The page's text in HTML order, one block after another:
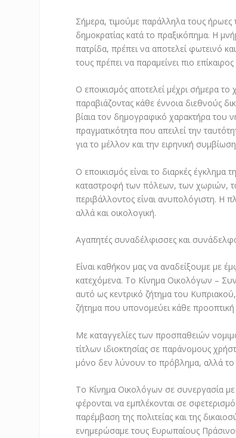
Σήμερα, τιμούμε παράλληλα τους
δημοκρατίας κατά το πραξικόπημα. Η
πατρίδα, πρέπει να αποτελεί φωτεινό
τους πρέπει να παραμείνει πιο
Ο εποικισμός αποτελεί μέχρι σήμερα
παραβιάζοντας κάθε έννοια διεθνούς
βίαια τον δημογραφικό χαρακτήρα του
πραγματικότητα που απειλεί την
για το μέλλον και την ειρηνική
Ο εποικισμός είναι το διαρκές
καταστροφή των πόλεων, των χωριών,
περιβάλλοντος είναι ανυπολόγιστη. Η
αλλά και οικολογική.
Αγαπητές συναδέλφισσες και
Είναι καθήκον μας να αναδείξουμε με
κατεχόμενα. Το Κίνημα Οικολόγων –
αυτό ως κεντρικό ζήτημα του
ζήτημα που υπονομεύει κάθε προοπτική
Με καταγγελίες των προσπαθειών
τίτλων ιδιοκτησίας σε παράνομους
μόνο δεν λύνουν το πρόβλημα, αλλά το
Το Κίνημα Οικολόγων σε συνεργασία με
φέρονται να εμπλέκονται σε
παρέμβαση της πολιτείας και της
ενημερώσαμε τους Ευρωπαίους